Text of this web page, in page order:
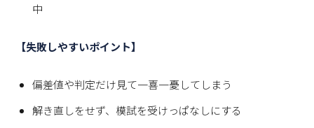
中
【失敗しやすいポイント】
偏差値や判定だけ見て一喜一憂してしまう
解き直しをせず、模試を受けっぱなしにする